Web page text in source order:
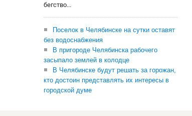
бегство...
Поселок в Челябинске на сутки оставят
без водоснабжения
В пригороде Челябинска рабочего
засыпало землей в колодце
В Челябинске будут решать за горожан,
кто достоин представлять их интересы в
городской думе